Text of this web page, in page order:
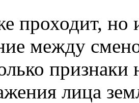
проходит, но
между
признаки
лица